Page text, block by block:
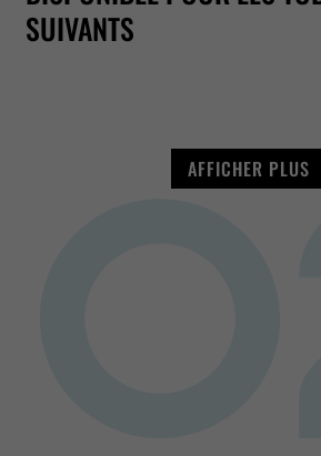
SUIVANTS
RR1400
RR2700
RACER
AFFICHER PLUS